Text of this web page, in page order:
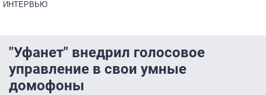
ИНТЕРВЬЮ
"Уфанет" внедрил голосовое
управление в свои умные
домофоны